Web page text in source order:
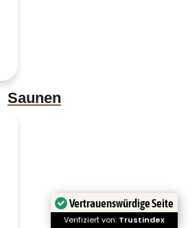
Saunen
Vertrauenswürdige Seite
Verifiziert von: Trustindex